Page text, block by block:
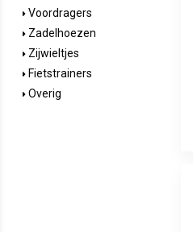
Voordragers
Zadelhoezen
Zijwieltjes
Fietstrainers
Overig